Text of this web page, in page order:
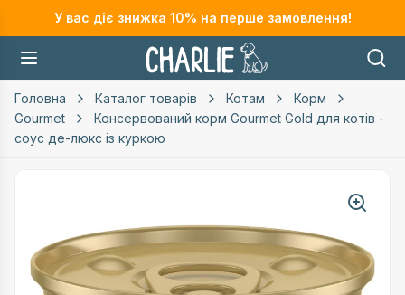
У вас діє знижка 10% на перше замовлення!
Головна Каталог товарів Котам
Корм
Gourmet
Консервований корм Gourmet Gold для котів -
соус де-люкс із куркою